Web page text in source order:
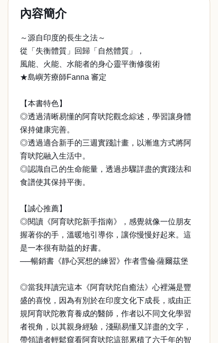
內容簡介
～源自印度的長生之法～
從「失衡體質」回歸「自然體質」，
風能、火能、水能者的身心靈平衡修復術
★島嶼芳療師Fanna 審定
【本書特色】
◎透過清晰易懂的阿育吠陀觀念綜述，學習讓身體
保持健康完善。
◎透過適合新手的三週實踐計畫，以漸進方式將阿
育吠陀融入生活中。
◎認識自己的生命能量，透過步驟詳盡的實踐法和
食譜使其保持平衡。
【誠心推薦】
◎閱讀《阿育吠陀新手指南》，感覺就像一位朋友
握著你的手，溫暖地引導你，讓你慢慢好起來。這
是一本很有助益的好書。
──暢銷書《靜心冥想的練習》作者雪倫‧薩爾茲堡
◎當我拜讀完這本《阿育吠陀自癒法》心裡滿是豐
盛的喜悅，因為有別於在印度文化下成長，或由正
規阿育吠陀教育養成的醫師，作者以不同文化學習
者視角，以其親身經驗，淺顯易懂又詳盡的文字，
帶領讀者輕鬆窺看阿育吠陀這部累積了六千年的智